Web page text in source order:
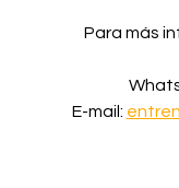
Para más
E-mail: